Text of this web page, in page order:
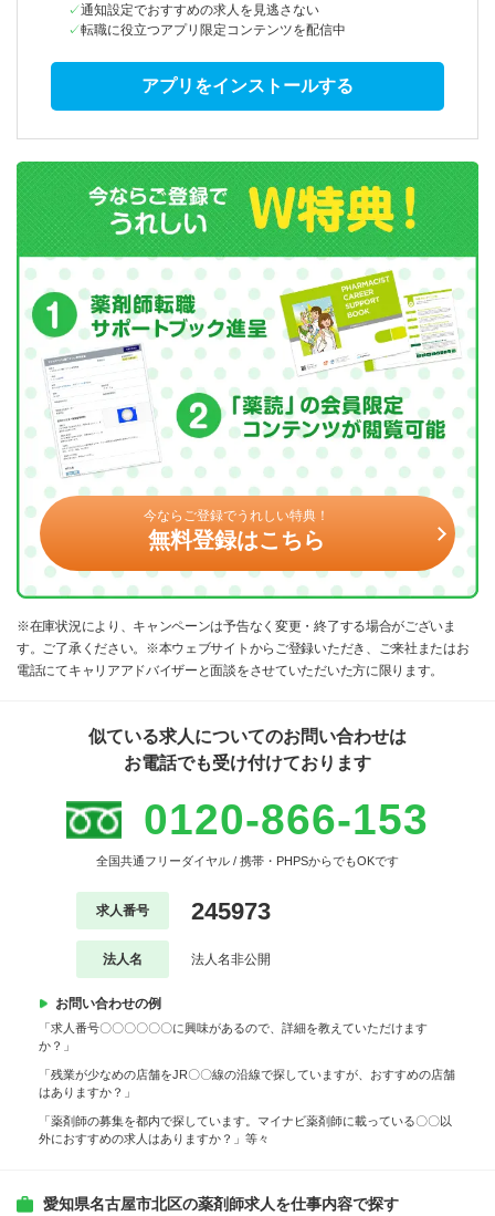
通知設定でおすすめの求人を見逃さない
転職に役立つアプリ限定コンテンツを配信中
アプリをインストールする
今ならご登録でうれしい特典！
無料登録はこちら
※在庫状況により、キャンペーンは予告なく変更・終了する場合がございま
す。ご了承ください。※本ウェブサイトからご登録いただき、ご来社またはお
電話にてキャリアアドバイザーと面談をさせていただいた方に限ります。
似ている求人についてのお問い合わせは
お電話でも受け付けております
0120-866-153
全国共通フリーダイヤル / 携帯・PHPSからでもOKです
求人番号 245973
法人名 法人名非公開
お問い合わせの例
「求人番号〇〇〇〇〇〇に興味があるので、詳細を教えていただけます
か？」
「残業が少なめの店舗をJR〇〇線の沿線で探していますが、おすすめの店舗
はありますか？」
「薬剤師の募集を都内で探しています。マイナビ薬剤師に載っている〇〇以
外におすすめの求人はありますか？」等々
愛知県名古屋市北区の薬剤師求人を仕事内容で探す